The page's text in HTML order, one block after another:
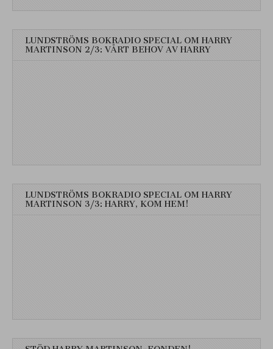
LUNDSTRÖMS BOKRADIO SPECIAL OM HARRY
MARTINSON 2/3: VÅRT BEHOV AV HARRY
LUNDSTRÖMS BOKRADIO SPECIAL OM HARRY
MARTINSON 3/3: HARRY, KOM HEM!